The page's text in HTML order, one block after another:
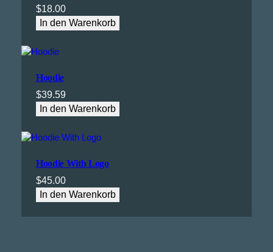
$18.00
In den Warenkorb
Hoodie
$39.59
In den Warenkorb
Hoodie With Logo
$45.00
In den Warenkorb